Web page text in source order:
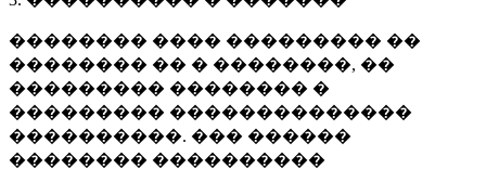
�������� ���� ��������� ��
�������� �� � ��������, ��
��������� �������� �
��������� ��������������
����������. ��� ������
�������� ����������